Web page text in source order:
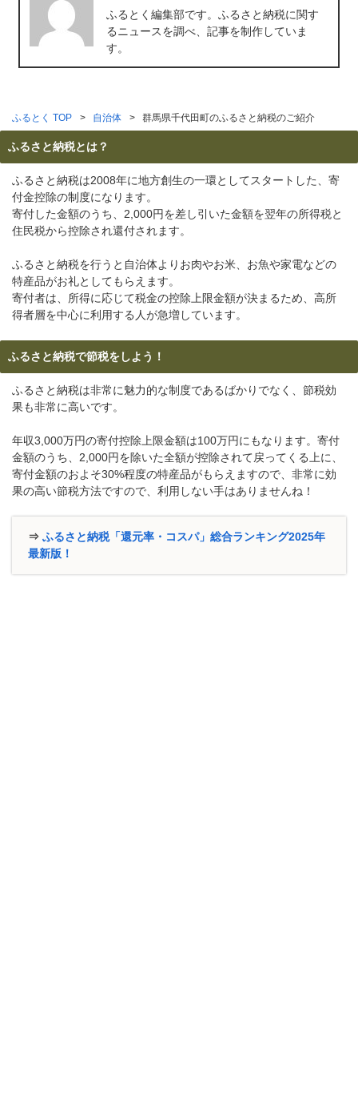
ふるとく編集部です。ふるさと納税に関す
るニュースを調べ、記事を制作していま
す。
ふるとく TOP 自治体 群馬県千代田町のふるさと納税のご紹介
ふるさと納税とは？
ふるさと納税は2008年に地方創生の一環としてスタートした、寄
付金控除の制度になります。
寄付した金額のうち、2,000円を差し引いた金額を翌年の所得税と
住民税から控除され還付されます。
ふるさと納税を行うと自治体よりお肉やお米、お魚や家電などの
特産品がお礼としてもらえます。
寄付者は、所得に応じて税金の控除上限金額が決まるため、高所
得者層を中心に利用する人が急増しています。
ふるさと納税で節税をしよう！
ふるさと納税は非常に魅力的な制度であるばかりでなく、節税効
果も非常に高いです。
年収3,000万円の寄付控除上限金額は100万円にもなります。寄付
金額のうち、2,000円を除いた全額が控除されて戻ってくる上に、
寄付金額のおよそ30%程度の特産品がもらえますので、非常に効
果の高い節税方法ですので、利用しない手はありませんね！
⇒ ふるさと納税「還元率・コスパ」総合ランキング2025年
最新版！